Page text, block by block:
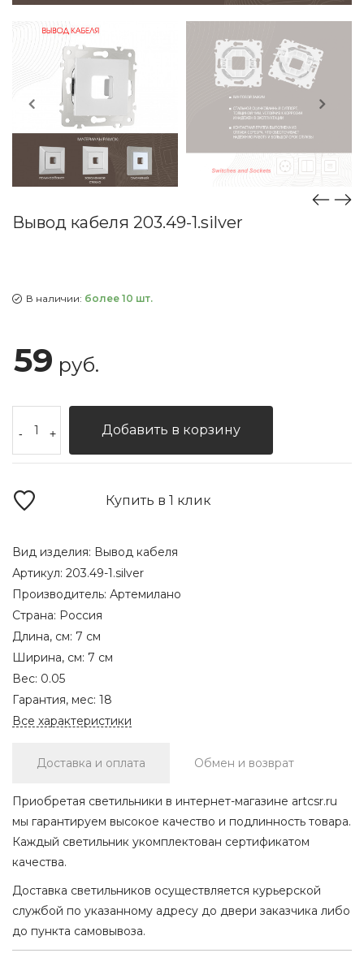
Вывод кабеля 203.49-1.silver
В наличии: более 10 шт.
59 руб.
- + Добавить в корзину
Купить в 1 клик
Вид изделия: Вывод кабеля
Артикул: 203.49-1.silver
Производитель: Артемилано
Страна: Россия
Длина, см: 7 см
Ширина, см: 7 см
Вес: 0.05
Гарантия, мес: 18
Все характеристики
Доставка и оплата Обмен и возврат
Приобретая светильники в интернет-магазине artcsr.ru
мы гарантируем высокое качество и подлинность товара.
Каждый светильник укомплектован сертификатом
качества.
Доставка светильников осуществляется курьерской
службой по указанному адресу до двери заказчика либо
до пункта самовывоза.